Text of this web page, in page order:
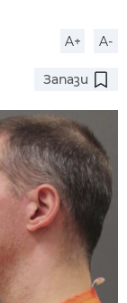
A+ A-
Запази